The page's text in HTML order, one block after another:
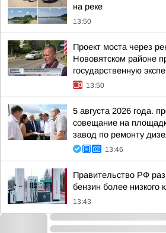
на реке
13:50
Проект моста через
Нововятском районе
государственную
13:50
5 августа 2026 года.
совещание на
завод по ремонту
13:46
Правительство РФ
бензин более низкого
13:43